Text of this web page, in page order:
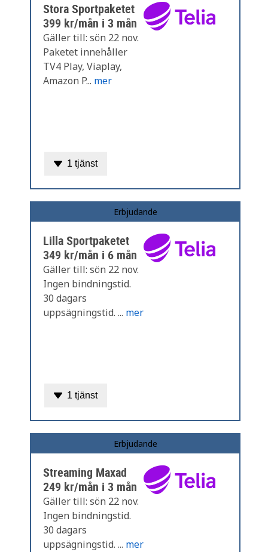
Stora Sportpaketet
399 kr/mån i 3 mån
Gäller till: sön 22 nov.
Paketet innehåller
TV4 Play, Viaplay,
Amazon P... mer
1 tjänst
Erbjudande
Lilla Sportpaketet
349 kr/mån i 6 mån
Gäller till: sön 22 nov.
Ingen bindningstid.
30 dagars
uppsägningstid. ... mer
1 tjänst
Erbjudande
Streaming Maxad
249 kr/mån i 3 mån
Gäller till: sön 22 nov.
Ingen bindningstid.
30 dagars
uppsägningstid. ... mer